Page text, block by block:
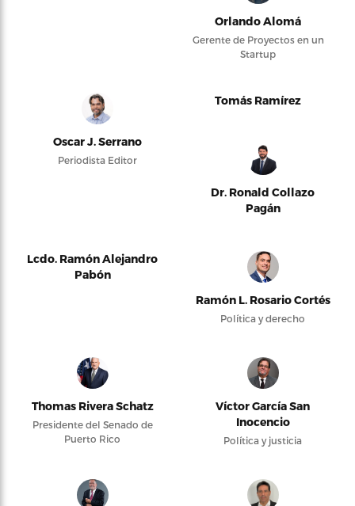
Orlando Alomá
Gerente de Proyectos en un
Startup
Oscar J. Serrano
Periodista Editor
Tomás Ramírez
Dr. Ronald Collazo
Pagán
Lcdo. Ramón Alejandro
Pabón
Ramón L. Rosario Cortés
Política y derecho
Thomas Rivera Schatz
Presidente del Senado de
Puerto Rico
Víctor García San
Inocencio
Política y justicia